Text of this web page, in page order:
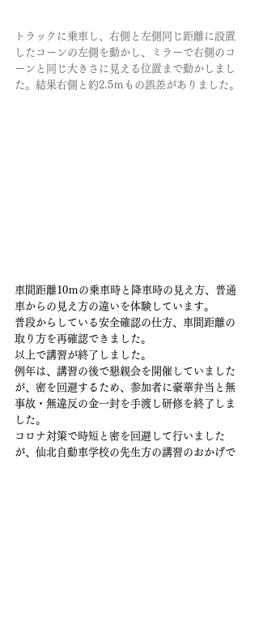
トラックに乗車し、右側と左側同じ距離に設置
したコーンの左側を動かし、ミラーで右側のコ
ーンと同じ大きさに見える位置まで動かしまし
た。結果右側と約2.5ｍもの誤差がありました。
車間距離10ｍの乗車時と降車時の見え方、普通
車からの見え方の違いを体験しています。
普段からしている安全確認の仕方、車間距離の
取り方を再確認できました。
以上で講習が終了しました。
例年は、講習の後で懇親会を開催していました
が、密を回避するため、参加者に豪華弁当と無
事故・無違反の金一封を手渡し研修を終了しま
した。
コロナ対策で時短と密を回避して行いました
が、仙北自動車学校の先生方の講習のおかげで